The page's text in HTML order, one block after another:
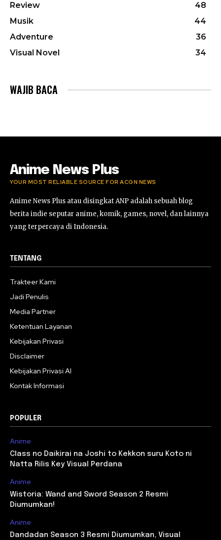
Review
48
Musik
44
Adventure
36
Visual Novel
34
WAJIB BACA
Anime News Plus
YOUR MOST RELIABLE SOURCE FOR ACGN NEWS
Anime News Plus atau disingkat ANP adalah sebuah blog
berita indie seputar anime, komik, games, novel, dan lainnya
yang terpercaya di Indonesia.
TENTANG
Trakteer Kami
Jadi Penulis
Media Partner
Ketentuan Layanan
Kebijakan Privasi
Disclaimer
Kebijakan Privasi AI
Kontak Informasi
POPULER
Anime
Class no Daikirai na Joshi to Kekkon suru Koto ni
Natta Rilis Key Visual Perdana
Anime
Wistoria: Wand and Sword Season 2 Resmi
Diumumkan!
Anime
Dandadan Season 3 Resmi Diumumkan, Visual